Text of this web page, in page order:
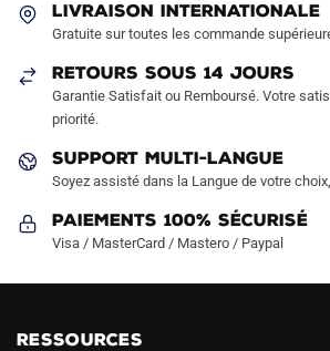
être
choisies
sur
page
produit
LIVRAISON INTERNATIONALE
Gratuite sur toutes les commande
RETOURS SOUS 14 JOURS
Garantie Satisfait ou Remboursé. Votre
priorité.
SUPPORT MULTI-LANGUE
Soyez assisté dans la Langue de votre
Paiements 100% Sécurisé
Visa / MasterCard / Mastero / Paypal
RESSOURCES